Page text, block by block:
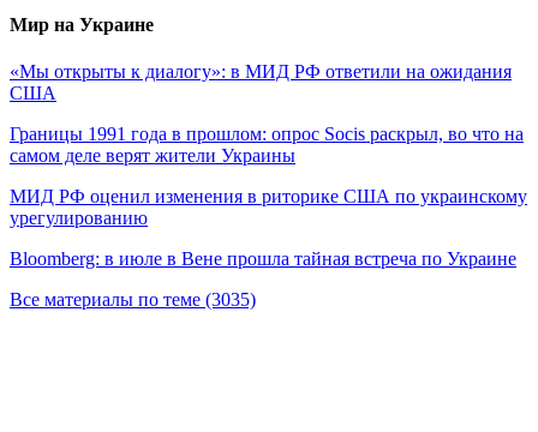
Мир на Украине
«Мы открыты к диалогу»: в МИД РФ ответили на ожидания
США
Границы 1991 года в прошлом: опрос Socis раскрыл, во что на
самом деле верят жители Украины
МИД РФ оценил изменения в риторике США по украинскому
урегулированию
Bloomberg: в июле в Вене прошла тайная встреча по Украине
Все материалы по теме (3035)